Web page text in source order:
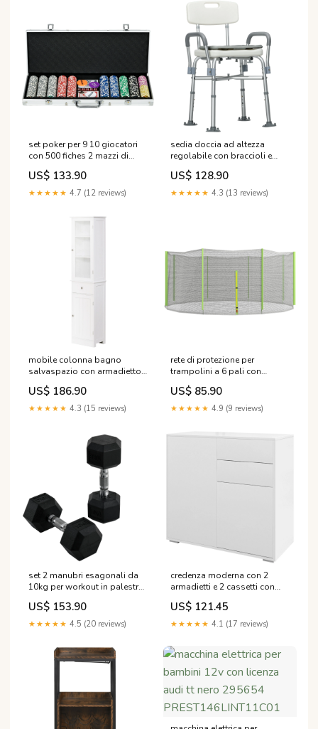
set poker per 9 10 giocatori
con 500 fiches 2 mazzi di
carte e 5 dadi con valigetta in
alluminio e poliestere
argento 295729 5907245
US$ 133.90
★★★★★ 4.7 (12 reviews)
sedia doccia ad altezza
regolabile con braccioli e
cuscino rimovibile 53
5x52x80 90 cm bianca
295715 105.209.07
US$ 128.90
★★★★★ 4.3 (13 reviews)
mobile colonna bagno
salvaspazio con armadietto
cassetto e ripiani 40x27x171
5 cm in mdf bianco 295660
KM/6
US$ 186.90
★★★★★ 4.3 (15 reviews)
rete di protezione per
trampolini a 6 pali con
ingresso con cerniera
o366x180 cm in pe nero e
verde 295701 2410781
US$ 85.90
★★★★★ 4.9 (9 reviews)
set 2 manubri esagonali da
10kg per workout in palestra
casa e ufficio in metallo e
gomma nero 295717
413LH12
US$ 153.90
★★★★★ 4.5 (20 reviews)
credenza moderna con 2
armadietti e 2 cassetti con
apertura a pressione
79x36x74 cm bianco lucido
295643 031914000A
US$ 121.45
★★★★★ 4.1 (17 reviews)